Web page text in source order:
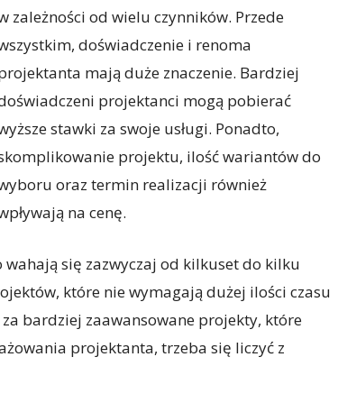
zależności od wielu czynników. Przede
doświadczenie i renoma
mają duże znaczenie. Bardziej
projektanci mogą pobierać
stawki za swoje usługi. Ponadto,
projektu, ilość wariantów do
oraz termin realizacji również
na cenę.
się zazwyczaj od kilkuset do kilku
które nie wymagają dużej ilości czasu
bardziej zaawansowane projekty, które
projektanta, trzeba się liczyć z